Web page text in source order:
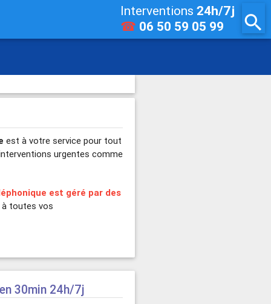
Interventions 24h/7j
☎ 06 50 59 05 99 search
est à votre service pour tout
urgentes comme
est géré par des
à toutes vos
30min 24h/7j